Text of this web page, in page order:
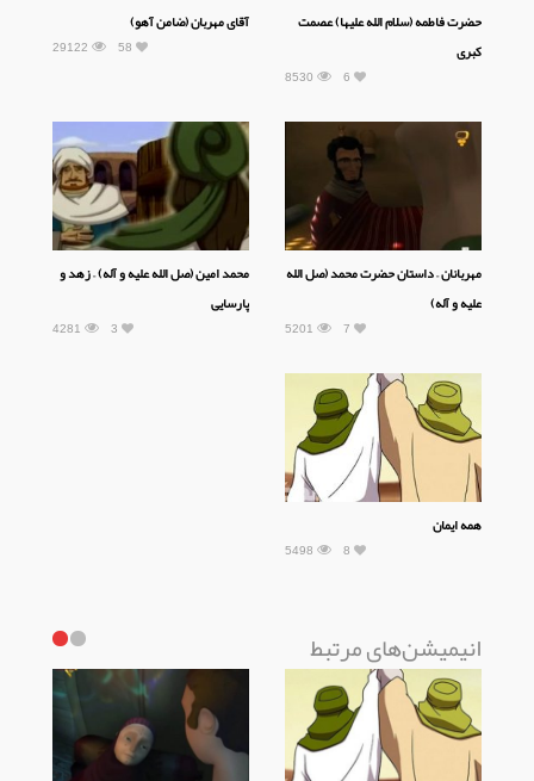
حضرت فاطمه (سلام الله علیها) عصمت
کبری
8530 6
آقای مهربان (ضامن آهو)
29122 58
مهربانان – داستان حضرت محمد (صل الله
علیه و آله)
5201 7
محمد امین (صل الله علیه و آله) – زهد و
پارسایی
4281 3
همه ایمان
5498 8
انیمیشن‌های مرتبط